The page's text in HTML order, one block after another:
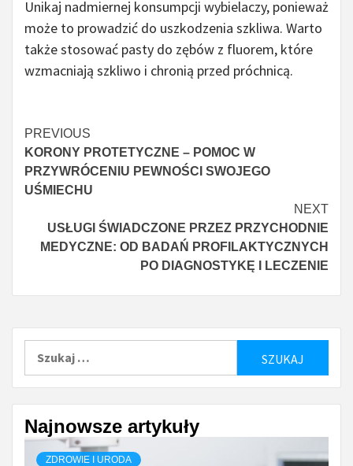
Unikaj nadmiernej konsumpcji wybielaczy, ponieważ
może to prowadzić do uszkodzenia szkliwa. Warto
także stosować pasty do zębów z fluorem, które
wzmacniają szkliwo i chronią przed próchnicą.
Continue
Reading
PREVIOUS
KORONY PROTETYCZNE – POMOC W
PRZYWRÓCENIU PEWNOŚCI SWOJEGO
UŚMIECHU
NEXT
USŁUGI ŚWIADCZONE PRZEZ PRZYCHODNIE
MEDYCZNE: OD BADAŃ PROFILAKTYCZNYCH
PO DIAGNOSTYKĘ I LECZENIE
Najnowsze artykuły
ZDROWIE I URODA